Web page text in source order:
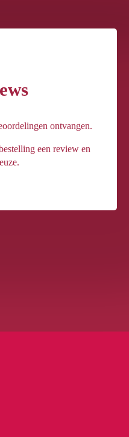
ontvangen.
een review en